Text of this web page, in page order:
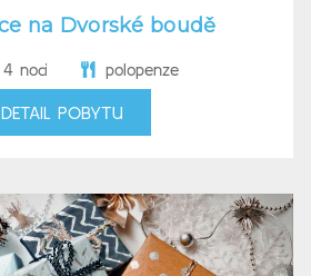
na Dvorské boudě
nocí polopenze
DETAIL POBYTU